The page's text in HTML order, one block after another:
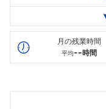
最高年収
--
月の残業時間
平均--時間